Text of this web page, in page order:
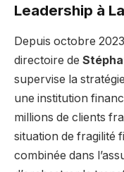
Leadership à
Depuis octobre
directoire de
supervise la
une institution
millions de clients
situation de fragilité
combinée dans